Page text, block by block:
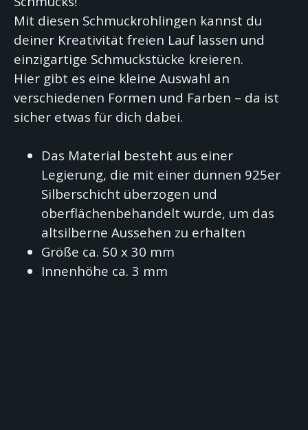
Mit diesen Schmuckrohlingen kannst du
deiner Kreativität freien Lauf lassen und
einzigartige Schmuckstücke kreieren.
Hier gibt es eine kleine Auswahl an
verschiedenen Formen und Farben – da ist
sicher etwas für dich dabei.
Das Material besteht aus einer
Legierung, die mit einer dünnen 925er
Silberschicht überzogen und
oberflächenbehandelt wurde, um das
altsilberne Aussehen zu erhalten
Größe ca. 50 x 30 mm
Innenhöhe ca. 3 mm